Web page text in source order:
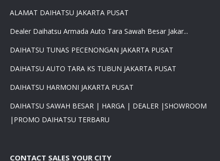
ALAMAT DAIHATSU JAKARTA PUSAT
Dealer Daihatsu Armada Auto Tara Sawah Besar Jakar...
DAIHATSU TUNAS PECENONGAN JAKARTA PUSAT
DAIHATSU AUTO TARA KS TUBUN JAKARTA PUSAT
DAIHATSU HARMONI JAKARTA PUSAT
DAIHATSU SAWAH BESAR | HARGA | DEALER |SHOWROOM
|PROMO DAIHATSU TERBARU
CONTACT SALES YOUR CITY